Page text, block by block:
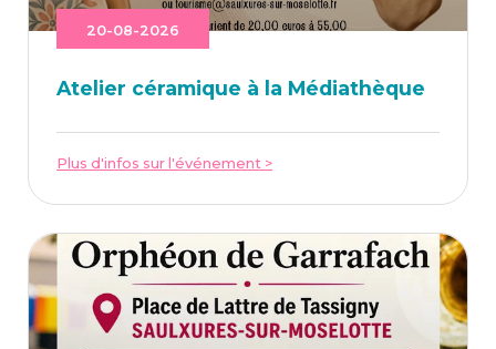
20-08-2026
Ate­lier céra­mique à la Médiathèque
Plus d'infos sur l'événement >